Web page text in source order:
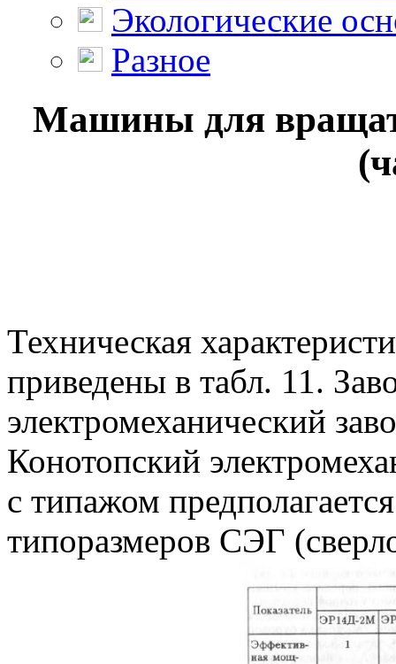
Экологические
Разное
Машины для
Техническая
приведены в табл. 11.
электромеханический
Конотопский
с типажом
типоразмеров СЭГ